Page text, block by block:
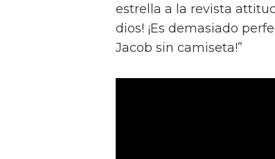
estrella a la revista
dios! ¡Es demasiado
Jacob sin camiseta!”